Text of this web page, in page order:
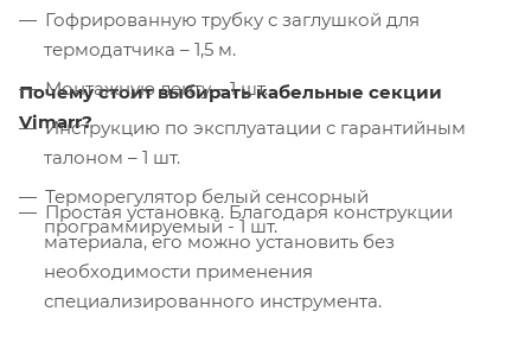
Гофрированную трубку с заглушкой для
термодатчика – 1,5 м.
Монтажную ленту – 1 шт.
Инструкцию по эксплуатации с гарантийным
талоном – 1 шт.
Терморегулятор белый сенсорный
программируемый - 1 шт.
Почему стоит выбирать кабельные секции
Vimarr?
Простая установка. Благодаря конструкции
материала, его можно установить без
необходимости применения
специализированного инструмента.